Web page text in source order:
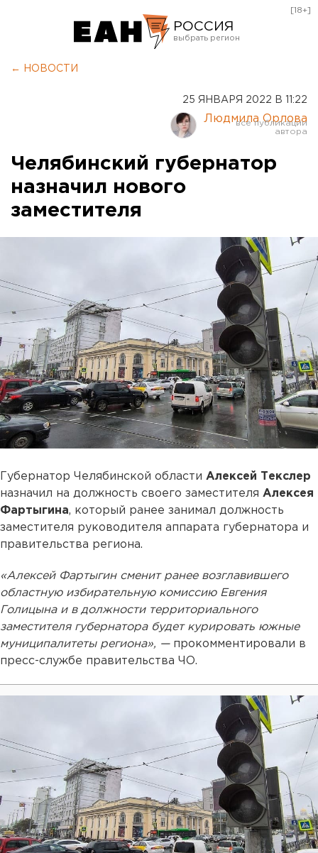
РОССИЯ
Курган
Оренбург
[18+]
← НОВОСТИ
25 ЯНВАРЯ 2022 В 11:22
Людмила Орлова
Челябинский губернатор
назначил нового
заместителя
Губернатор Челябинской области Алексей Текслер
назначил на должность своего заместителя Алексея
Фартыгина, который ранее занимал должность
заместителя руководителя аппарата губернатора и
правительства региона.
«Алексей Фартыгин сменит ранее возглавившего
областную избирательную комиссию Евгения
Голицына и в должности территориального
заместителя губернатора будет курировать южные
муниципалитеты региона», — прокомментировали в
пресс-службе правительства ЧО.